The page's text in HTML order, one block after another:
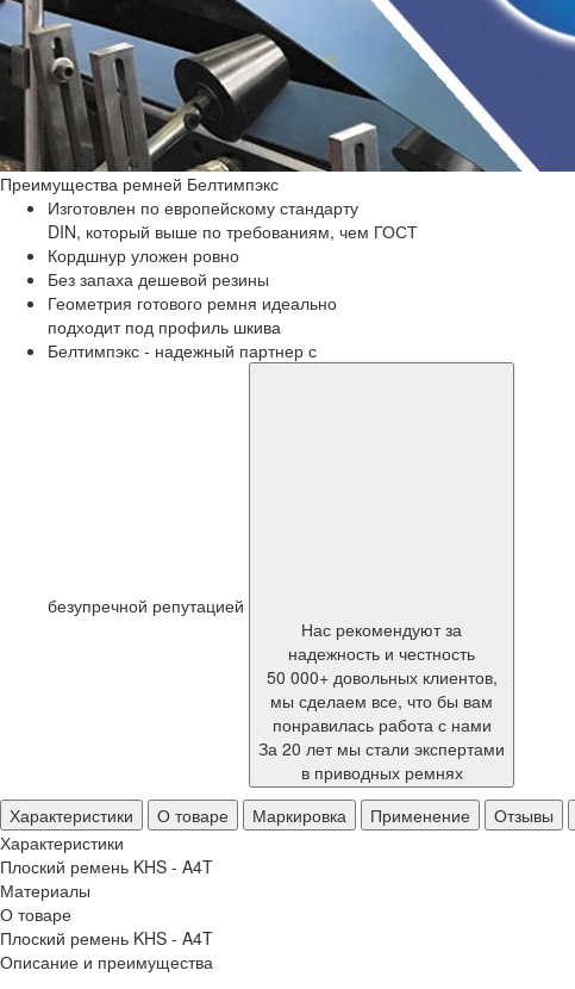
Преимущества ремней Белтимпэкс
Изготовлен по европейскому стандарту
DIN, который выше по требованиям, чем ГОСТ
Кордшнур уложен ровно
Без запаха дешевой резины
Геометрия готового ремня идеально
подходит под профиль шкива
Белтимпэкс - надежный партнер с
безупречной репутацией
Нас рекомендуют за
надежность и честность
50 000+ довольных клиентов,
мы сделаем все, что бы вам
понравилась работа с нами
За 20 лет мы стали экспертами
в приводных ремнях
Характеристики
О товаре Маркировка Применение Отзывы
Характеристики
Плоский ремень KHS - A4T
Материалы
О товаре
Плоский ремень KHS - A4T
Описание и преимущества